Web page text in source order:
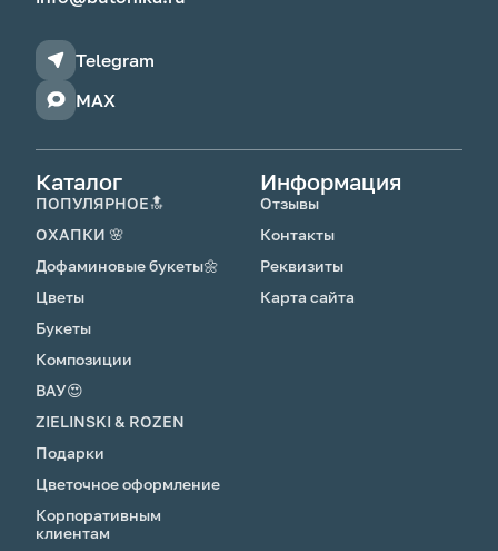
Telegram
MAX
Каталог
ПОПУЛЯРНОЕ🔝
ОХАПКИ 🌸
Дофаминовые букеты🌼
Цветы
Букеты
Композиции
ВАУ😍
ZIELINSKI & ROZEN
Подарки
Цветочное оформление
Корпоративным
клиентам
Информация
Отзывы
Контакты
Реквизиты
Карта сайта